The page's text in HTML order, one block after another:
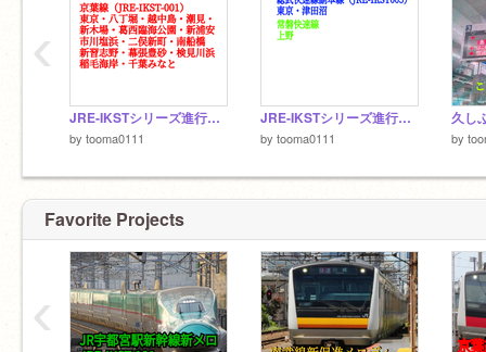
JRE-IKSTシリーズ進行状況 耐久ver
by tooma0111
JRE-IKSTシリーズ進行状況 通常ver
by tooma0111 by
‹
Favorite Projects
‹